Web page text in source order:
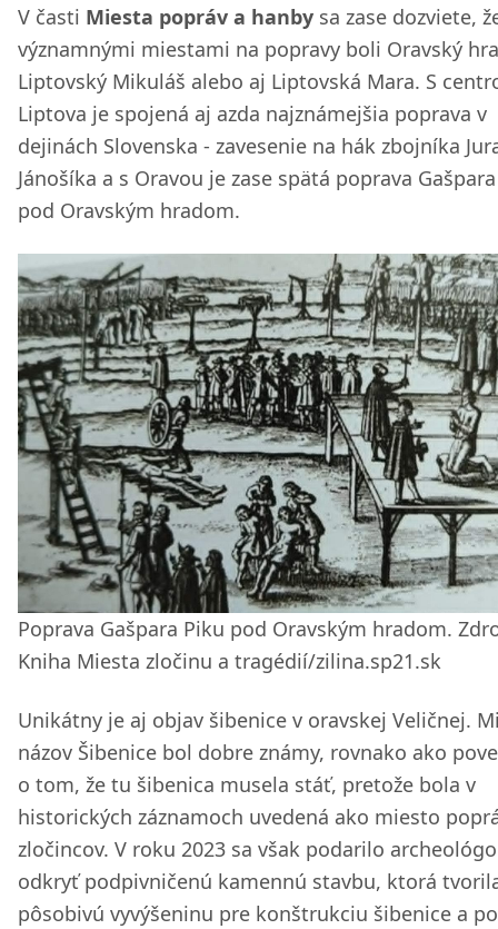
V časti Miesta popráv a hanby sa zase dozviete,
významnými miestami na popravy boli Oravský
Liptovský Mikuláš alebo aj Liptovská Mara. S
Liptova je spojená aj azda najznámejšia poprava v
dejinách Slovenska - zavesenie na hák zbojníka
Jánošíka a s Oravou je zase spätá poprava
pod Oravským hradom.
Poprava Gašpara Piku pod Oravským hradom.
Kniha Miesta zločinu a tragédií/zilina.sp21.sk
Unikátny je aj objav šibenice v oravskej Veličnej.
názov Šibenice bol dobre známy, rovnako ako
o tom, že tu šibenica musela stáť, pretože bola v
historických záznamoch uvedená ako miesto
zločincov. V roku 2023 sa však podarilo
odkryť podpivničenú kamennú stavbu, ktorá
pôsobivú vyvýšeninu pre konštrukciu šibenice a